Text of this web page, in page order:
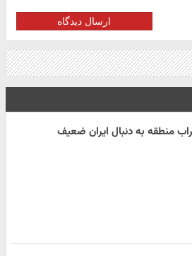
ارسال دیدگاه
منطقه به دنبال ایران ضعیف